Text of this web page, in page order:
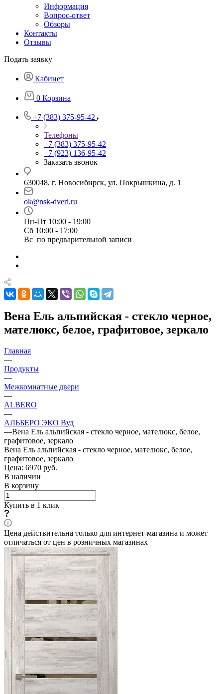
Информация
Вопрос-ответ
Обзоры
Контакты
Отзывы
Подать заявку
Кабинет
0 Корзина
+7 (383) 375-95-42
Телефоны
+7 (383) 375-95-42
+7 (923) 136-95-42
Заказать звонок
630048, г. Новосибирск, ул. Покрышкина, д. 1
ok@nsk-dveri.ru
Пн-Пт 10:00 - 19:00
Сб 10:00 - 17:00
Вс по предварительной записи
Вена Ель альпийская - стекло черное,
мателюкс, белое, графитовое, зеркало
Главная
—
Продукты
—
Межкомнатные двери
—
ALBERO
—
АЛЬБЕРО ЭКО Вуд
—Вена Ель альпийская - стекло черное, мателюкс, белое,
графитовое, зеркало
Вена Ель альпийская - стекло черное, мателюкс, белое,
графитовое, зеркало
Цена: 6970 руб.
В наличии
В корзину
Купить в 1 клик
Цена действительна только для интернет-магазина и может
отличаться от цен в розничных магазинах